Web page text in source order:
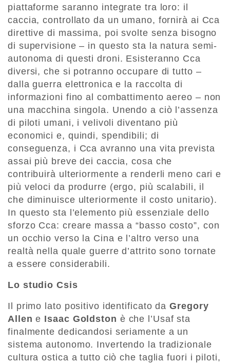
piattaforme saranno integrate tra loro: il
caccia, controllato da un umano, fornirà ai Cca
direttive di massima, poi svolte senza bisogno
di supervisione – in questo sta la natura semi-
autonoma di questi droni. Esisteranno Cca
diversi, che si potranno occupare di tutto –
dalla guerra elettronica e la raccolta di
informazioni fino al combattimento aereo – non
una macchina singola. Unendo a ciò l’assenza
di piloti umani, i velivoli diventano più
economici e, quindi, spendibili; di
conseguenza, i Cca avranno una vita prevista
assai più breve dei caccia, cosa che
contribuirà ulteriormente a renderli meno cari e
più veloci da produrre (ergo, più scalabili, il
che diminuisce ulteriormente il costo unitario).
In questo sta l’elemento più essenziale dello
sforzo Cca: creare massa a “basso costo”, con
un occhio verso la Cina e l’altro verso una
realtà nella quale guerre d’attrito sono tornate
a essere considerabili.
Lo studio Csis
Il primo lato positivo identificato daGregory
Allen e Isaac Goldston è che l’Usaf sta
finalmente dedicandosi seriamente a un
sistema autonomo. Invertendo la tradizionale
cultura ostica a tutto ciò che taglia fuori i piloti,